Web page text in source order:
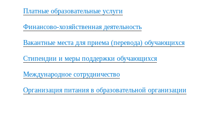
Платные образовательные услуги
Финансово-хозяйственная деятельность
Вакантные места для приема (перевода) обучающихся
Стипендии и меры поддержки обучающихся
Международное сотрудничество
Организация питания в образовательной организации